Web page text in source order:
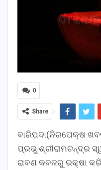
0
Share
ବାରିପଦା(ନିରପେକ୍ଷ
ପ୍ରଭୁ ଶ୍ରୀରାମଚନ୍ଦ୍ର
ରାବଣ କବଳରୁ ରକ୍ଷା